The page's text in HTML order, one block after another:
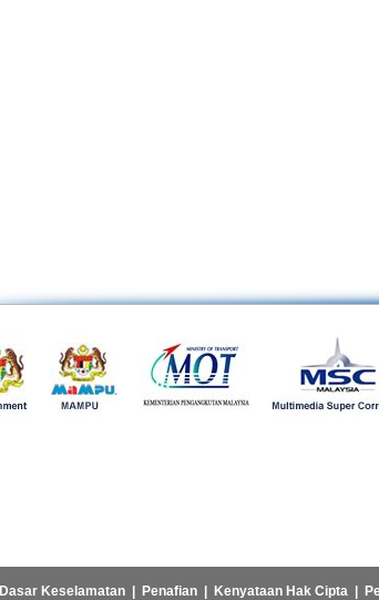
Dasar Keselamatan Penafian Kenyataan Hak Cipta